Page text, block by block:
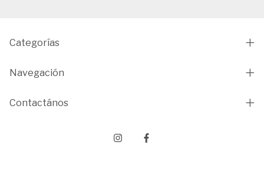
Categorías
Navegación
Contactános